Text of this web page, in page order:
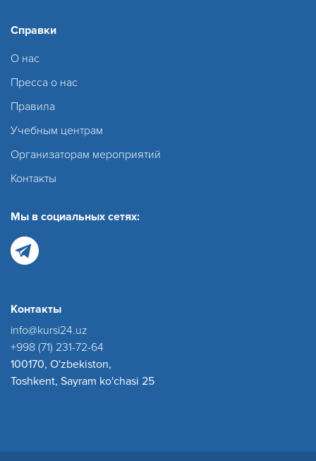
Справки
О нас
Пресса о нас
Правила
Учебным центрам
Организаторам мероприятий
Контакты
Мы в социальных сетях:
Контакты
info@kursi24.uz
+998 (71) 231-72-64
100170, O'zbekiston,
Toshkent, Sayram ko'chasi 25